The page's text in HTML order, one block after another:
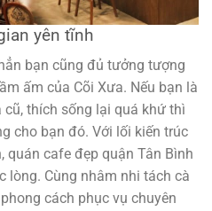
yên tĩnh
bạn cũng đủ tưởng tượng
ấm của Cõi Xưa. Nếu bạn là
thích sống lại quá khứ thì
cho bạn đó. Với lối kiến trúc
cafe đẹp quận Tân Bình
lòng. Cùng nhâm nhi tách cà
cách phục vụ chuyên